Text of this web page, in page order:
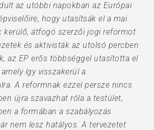
az utóbbi napokban az Európai
hogy utasítsák el a mai
kerülő, átfogó szerzői jogi reformot.
és aktivisták az utolsó percben
az EP erős többséggel utasította el
így visszakerül a
A reformnak ezzel persze nincs
újra szavazhat róla a testület,
a formában a szabályozás
nem lesz hatályos. A tervezetet